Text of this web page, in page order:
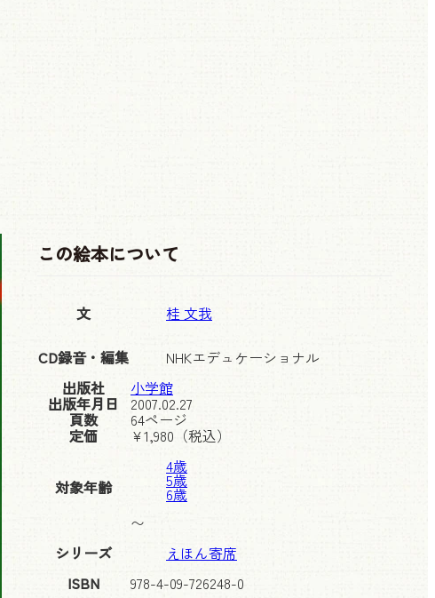
この絵本について
文 桂 文我
CD録音・編集
NHKエデュケーショナル
出版社
小学館
出版年月日 2007.02.27
頁数 64ページ
定価 ¥1,980 （税込）
対象年齢
4歳
5歳
6歳
〜
シリーズ
えほん寄席
ISBN
978-4-09-726248-0